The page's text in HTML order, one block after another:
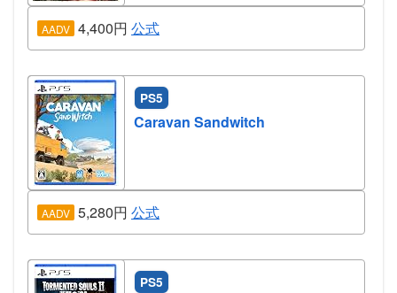
AADV 4,400円 公式
PS5
Caravan Sandwitch
AADV 5,280円 公式
PS5